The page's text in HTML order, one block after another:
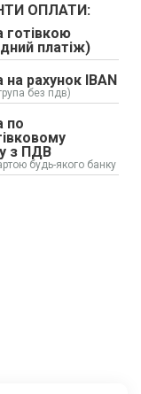
ОПЛАТИ:
готівкою
платіж)
на рахунок IBAN
без пдв)
по
з ПДВ
будь-якого банку